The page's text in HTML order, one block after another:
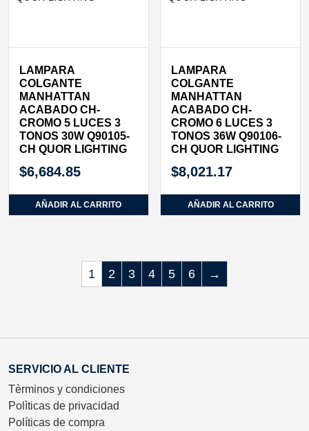
LAMPARA
COLGANTE
MANHATTAN
ACABADO CH-
CROMO 5 LUCES 3
TONOS 30W Q90105-
CH QUOR LIGHTING
$6,684.85
AÑADIR AL CARRITO
LAMPARA
COLGANTE
MANHATTAN
ACABADO CH-
CROMO 6 LUCES 3
TONOS 36W Q90106-
CH QUOR LIGHTING
$8,021.17
AÑADIR AL CARRITO
1 2 3 4 5 6 →
SERVICIO AL CLIENTE
Tèrminos y condiciones
Polìticas de privacidad
Políticas de compra